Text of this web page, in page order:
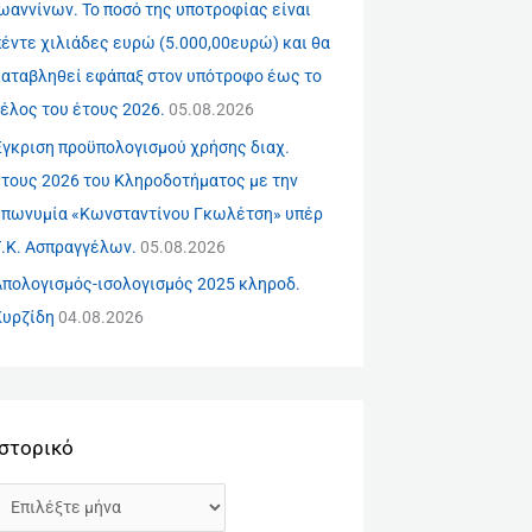
Το ποσό της υποτροφίας είναι
χιλιάδες ευρώ (5.000,00ευρώ) και θα
εφάπαξ στον υπότροφο έως το
του έτους 2026. 05.08.2026
προϋπολογισμού χρήσης διαχ.
2026 του Κληροδοτήματος με την
«Κωνσταντίνου Γκωλέτση» υπέρ
Ασπραγγέλων. 05.08.2026
ισολογισμός 2025 κληροδ.
04.08.2026